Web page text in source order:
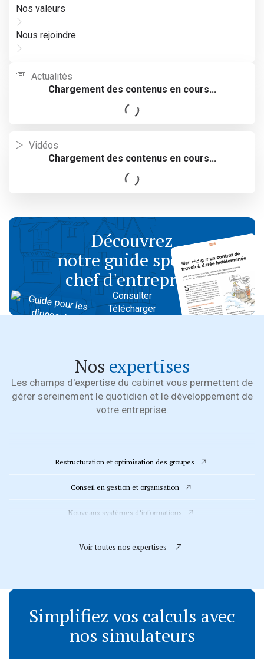
Nos valeurs
Nous rejoindre
Actualités
Vidéos
Découvrez
notre guide spécial
créateur d’entreprise
Consulter
Télécharger
Découvrez
notre guide spécial
chef d'entreprise
Consulter
Télécharger
Présentation Guide n° 1
Présentation Guide n° 2
Nos expertises
Les champs d'expertise du cabinet vous permettent de
gérer sereinement le quotidien et le développement de
votre entreprise.
Restructuration et optimisation des groupes
Conseil en gestion et organisation
Nouveaux systèmes d’informations
Comptabilité et fiscalité
Juridique
RH et social
Voir toutes nos expertises
Simplifiez vos calculs avec
nos simulateurs